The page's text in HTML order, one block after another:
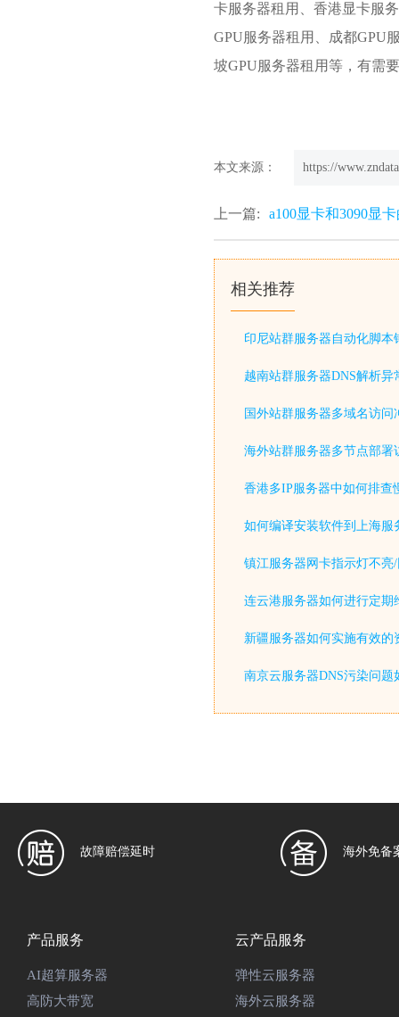
卡服务器租用、香港显卡服
GPU服务器租用、成都GPU
坡GPU服务器租用等，有需
本文来源： https://
上一篇: a100显卡和3090显
相关推荐
印尼站群服务器自动化脚本
越南站群服务器DNS解析异
国外站群服务器多域名访问
海外站群服务器多节点部署
香港多IP服务器中如何排查
如何编译安装软件到上海服
镇江服务器网卡指示灯不亮
连云港服务器如何进行定期
新疆服务器如何实施有效的
南京云服务器DNS污染问题
故障赔偿延时 海外免备
产品服务
AI超算服务器
高防大带宽
云产品服务
弹性云服务器
海外云服务器